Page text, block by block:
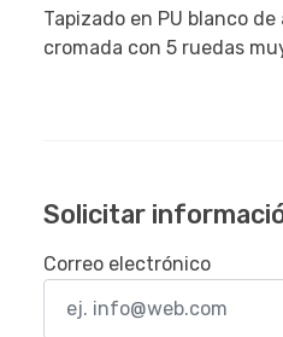
Tapizado en PU blanco
cromada con 5 ruedas
Solicitar
Correo electrónico